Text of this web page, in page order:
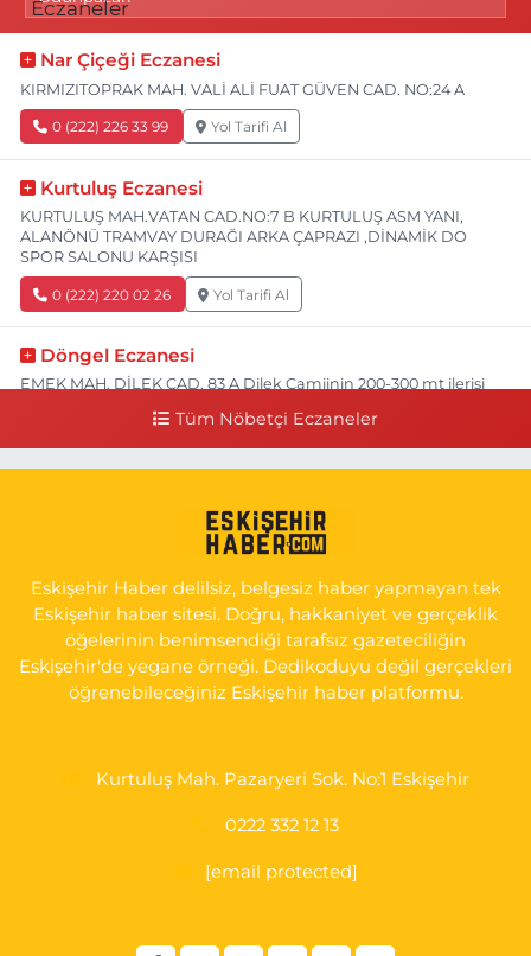
Nar Çiçeği Eczanesi
KIRMIZITOPRAK MAH. VALİ ALİ FUAT GÜVEN CAD. NO:24 A
0 (222) 226 33 99 Yol Tarifi Al
Kurtuluş Eczanesi
KURTULUŞ MAH.VATAN CAD.NO:7 B KURTULUŞ ASM YANI,
ALANÖNÜ TRAMVAY DURAĞI ARKA ÇAPRAZI ,DİNAMİK DO
SPOR SALONU KARŞISI
0 (222) 220 02 26 Yol Tarifi Al
Döngel Eczanesi
EMEK MAH. DİLEK CAD. 83 A Dilek Camiinin 200-300 mt ilerisi
İSTİKLAL MAH. ŞAİR FUZULİ CAD. NO:35 A HAVA HASTANESİ
KARŞI KÖŞESİ ŞAİR FUZULİ AİLE SAĞLIĞI MERKEZİ KARŞISI
0 (222) 230 11 31 Yol Tarifi Al
Tüm Nöbetçi Eczaneler
Eskişehir Haber delilsiz, belgesiz haber yapmayan tek
Eskişehir haber sitesi. Doğru, hakkaniyet ve gerçeklik
öğelerinin benimsendiği tarafsız gazeteciliğin
Eskişehir'de yegane örneği. Dedikoduyu değil gerçekleri
öğrenebileceğiniz Eskişehir haber platformu.
Kurtuluş Mah. Pazaryeri Sok. No:1 Eskişehir
0222 332 12 13
[email protected]